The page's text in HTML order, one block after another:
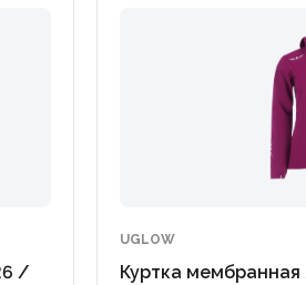
/
UGLOW
Куртка мембранная